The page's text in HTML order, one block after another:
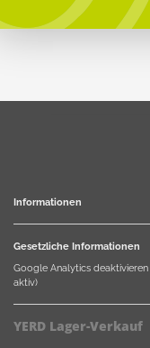
Informationen
Gesetzliche Informationen
Google Analytics deaktivieren
aktiv)
YERD Lager-Verkauf